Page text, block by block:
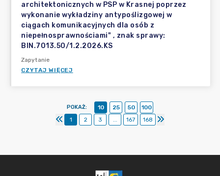
architektonicznych w PSP w Krasnej poprzez
wykonanie wykładziny antypoślizgowej w
ciągach komunikacyjnych dla osób z
niepełnosprawnościami" , znak sprawy:
BIN.7013.50/1.2.2026.KS
Zapytanie
CZYTAJ WIĘCEJ
POKAŻ: 10 25 50
100
1
2 3 ... 167 168